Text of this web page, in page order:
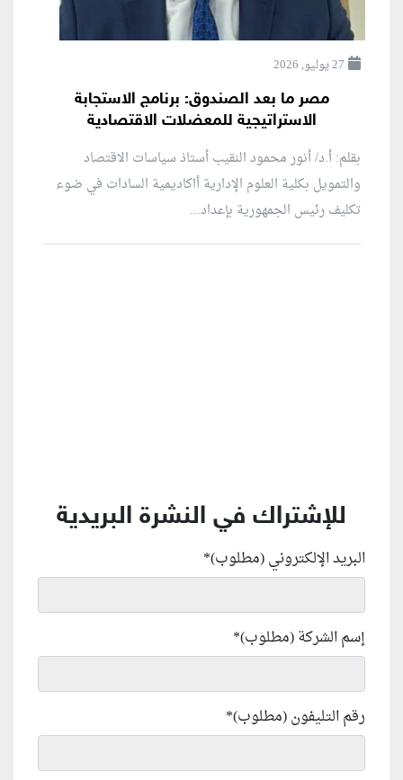
27 يوليو, 2026
مصر ما بعد الصندوق: برنامج الاستجابة
الاستراتيجية للمعضلات الاقتصادية
بقلم: أ.د/ أنور محمود النقيب أستاذ سياسات الاقتصاد
والتمويل بكلية العلوم الإدارية أاكاديمية السادات في ضوء
تكليف رئيس الجمهورية بإعداد...
للإشتراك في النشرة البريدية
البريد الإلكتروني (مطلوب)*
إسم الشركة (مطلوب)*
رقم التليفون (مطلوب)*